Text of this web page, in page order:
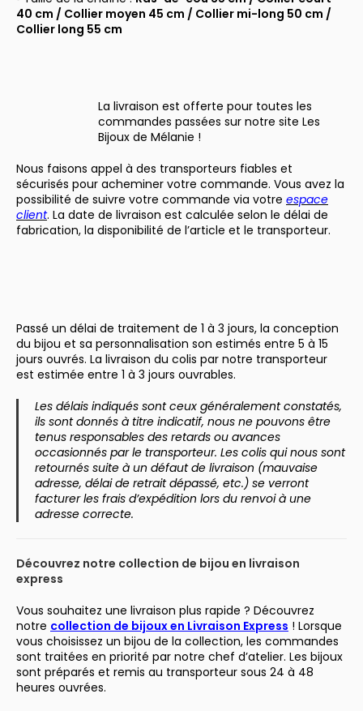
40 cm / Collier moyen 45 cm / Collier mi-long 50 cm /
Collier long 55 cm
La livraison est offerte pour toutes les
commandes passées sur notre site Les
Bijoux de Mélanie !
Nous faisons appel à des transporteurs fiables et
sécurisés pour acheminer votre commande. Vous avez la
possibilité de suivre votre commande via votre espace
client. La date de livraison est calculée selon le délai de
fabrication, la disponibilité de l’article et le transporteur.
Passé un délai de traitement de 1 à 3 jours, la conception
du bijou et sa personnalisation son estimés entre 5 à 15
jours ouvrés. La livraison du colis par notre transporteur
est estimée entre 1 à 3 jours ouvrables.
Les délais indiqués sont ceux généralement constatés,
ils sont donnés à titre indicatif, nous ne pouvons être
tenus responsables des retards ou avances
occasionnés par le transporteur. Les colis qui nous sont
retournés suite à un défaut de livraison (mauvaise
adresse, délai de retrait dépassé, etc.) se verront
facturer les frais d’expédition lors du renvoi à une
adresse correcte.
Découvrez notre collection de bijou en livraison
express
Vous souhaitez une livraison plus rapide ? Découvrez
notre collection de bijoux en Livraison Express ! Lorsque
vous choisissez un bijou de la collection, les commandes
sont traitées en priorité par notre chef d’atelier. Les bijoux
sont préparés et remis au transporteur sous 24 à 48
heures ouvrées.